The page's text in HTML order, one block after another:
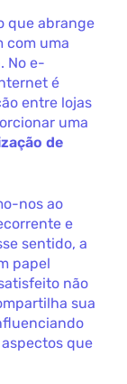
que abrange
com uma
No e-
é
entre lojas
uma
de
nos ao
e
sentido, a
papel
não
sua
que